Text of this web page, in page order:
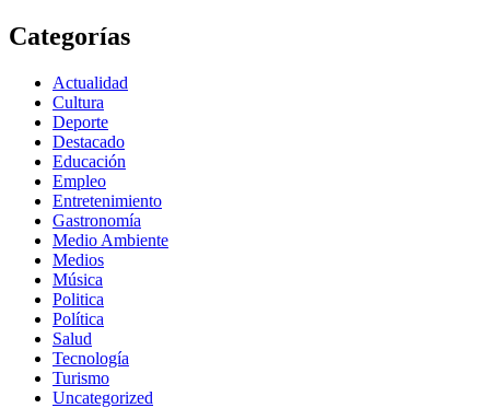
Categorías
Actualidad
Cultura
Deporte
Destacado
Educación
Empleo
Entretenimiento
Gastronomía
Medio Ambiente
Medios
Música
Politica
Política
Salud
Tecnología
Turismo
Uncategorized